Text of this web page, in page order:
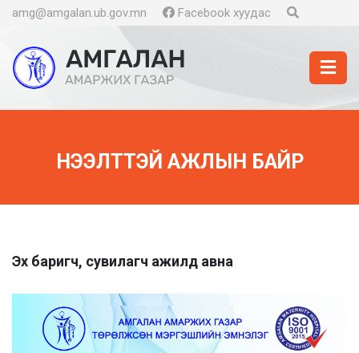
amg@amgalan.ub.gov.mn Facebook хуудас
НЭЭЛТТЭЙ АЖЛЫН БАЙР
Эх баригч, сувилагч ажилд авна